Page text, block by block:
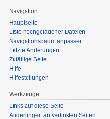
Navigation
Hauptseite
Liste hochgeladener Dateien
Navigationsbaum anpassen
Letzte Änderungen
Zufällige Seite
Hilfe
Hilfestellungen
Werkzeuge
Links auf diese Seite
Änderungen an verlinkten Seiten